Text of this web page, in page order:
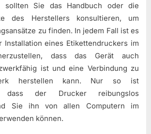
sollten Sie das Handbuch oder die
des Herstellers konsultieren, um
zu finden. In jedem Fall ist es
Installation eines Etikettendruckers im
dass das Gerät auch
ist und eine Verbindung zu
herstellen kann. Nur so ist
dass der Drucker reibungslos
Sie ihn von allen Computern im
können.